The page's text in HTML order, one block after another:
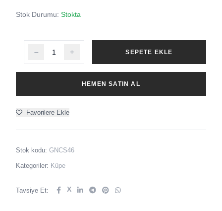
Stok Durumu: Stokta
SEPETE EKLE
HEMEN SATIN AL
Favorilere Ekle
Stok kodu: GNCS46
Kategoriler: Küpe
Tavsiye Et: X